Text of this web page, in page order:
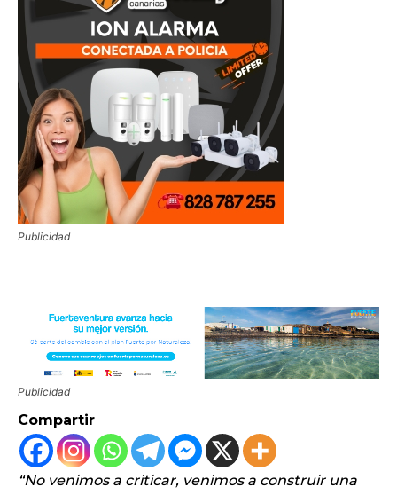
Publicidad
Publicidad
Compartir
“No venimos a criticar, venimos a construir una